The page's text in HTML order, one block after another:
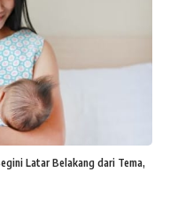
Latar Belakang dari Tema,